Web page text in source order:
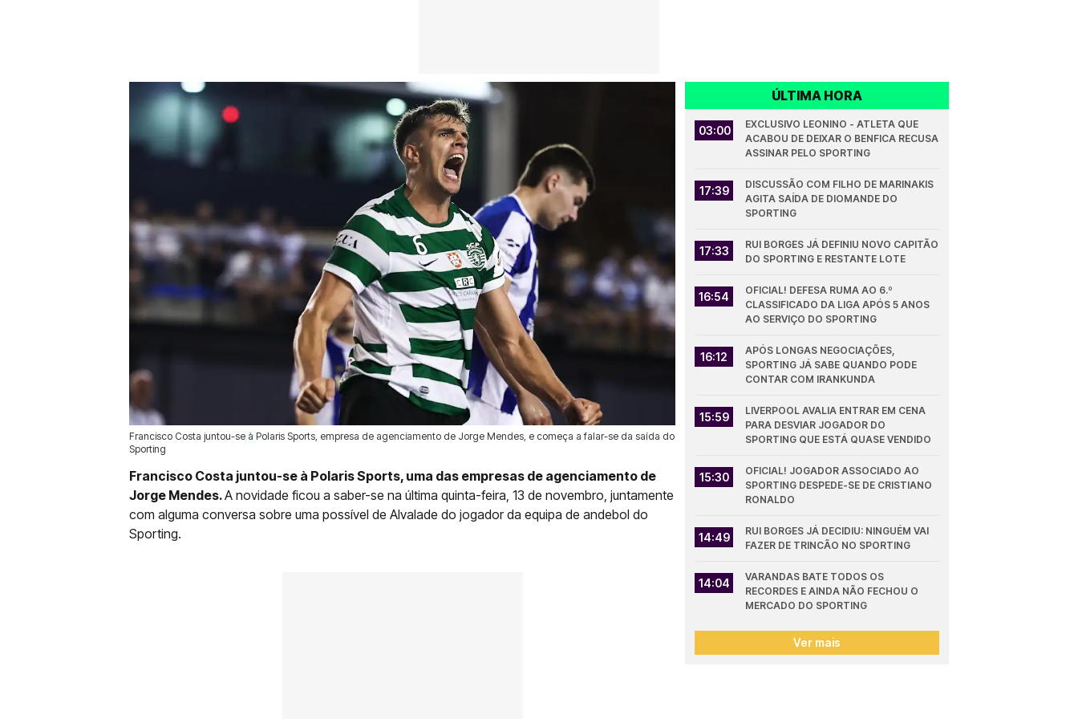
Francisco Costa juntou-se à Polaris Sports, empresa de agenciamento de Jorge Mendes, e começa a falar-se da saída do
Sporting
14 Nov 2025 | 13:44 | 0
Francisco Costa juntou-se à Polaris Sports, uma das empresas de agenciamento de
Jorge Mendes.A novidade ficou a saber-se na última quinta-feira, 13 de novembro, juntamente
com alguma conversa sobre uma possível de Alvalade do jogador da equipa de andebol do
Sporting.
ÚLTIMA HORA
03:00
EXCLUSIVO LEONINO - ATLETA QUE
ACABOU DE DEIXAR O BENFICA RECUSA
ASSINAR PELO SPORTING
17:39
DISCUSSÃO COM FILHO DE MARINAKIS
AGITA SAÍDA DE DIOMANDE DO
SPORTING
17:33
RUI BORGES JÁ DEFINIU NOVO CAPITÃO
DO SPORTING E RESTANTE LOTE
16:54
OFICIAL! DEFESA RUMA AO 6.º
CLASSIFICADO DA LIGA APÓS 5 ANOS
AO SERVIÇO DO SPORTING
16:12
APÓS LONGAS NEGOCIAÇÕES,
SPORTING JÁ SABE QUANDO PODE
CONTAR COM IRANKUNDA
15:59
LIVERPOOL AVALIA ENTRAR EM CENA
PARA DESVIAR JOGADOR DO
SPORTING QUE ESTÁ QUASE VENDIDO
15:30
OFICIAL! JOGADOR ASSOCIADO AO
SPORTING DESPEDE-SE DE CRISTIANO
RONALDO
14:49
RUI BORGES JÁ DECIDIU: NINGUÉM VAI
FAZER DE TRINCÃO NO SPORTING
14:04
VARANDAS BATE TODOS OS
RECORDES E AINDA NÃO FECHOU O
MERCADO DO SPORTING
Ver mais